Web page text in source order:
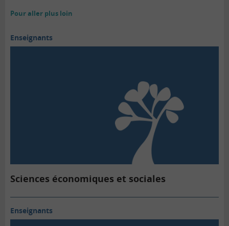
Pour aller plus loin
Enseignants
Sciences économiques et sociales
Enseignants